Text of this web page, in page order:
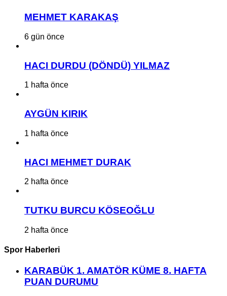
MEHMET KARAKAŞ
6 gün önce
HACI DURDU (DÖNDÜ) YILMAZ
1 hafta önce
AYGÜN KIRIK
1 hafta önce
HACI MEHMET DURAK
2 hafta önce
TUTKU BURCU KÖSEOĞLU
2 hafta önce
Spor Haberleri
KARABÜK 1. AMATÖR KÜME 8. HAFTA
PUAN DURUMU